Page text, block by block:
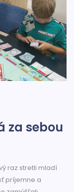
za sebou
raz stretli mladí
príjemne a